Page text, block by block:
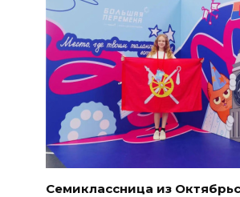
Семиклассница из